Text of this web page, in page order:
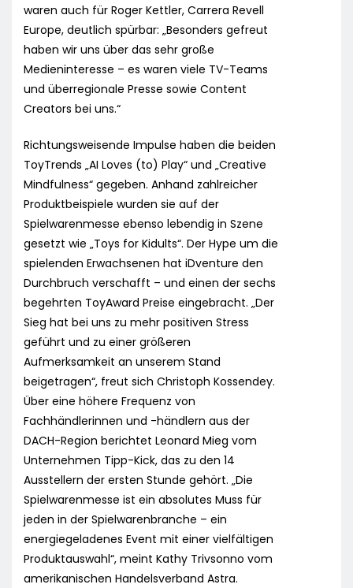
waren auch für Roger Kettler, Carrera Revell
Europe, deutlich spürbar: „Besonders gefreut
haben wir uns über das sehr große
Medieninteresse – es waren viele TV-Teams
und überregionale Presse sowie Content
Creators bei uns.“
Richtungsweisende Impulse haben die beiden
ToyTrends „AI Loves (to) Play“ und „Creative
Mindfulness“ gegeben. Anhand zahlreicher
Produktbeispiele wurden sie auf der
Spielwarenmesse ebenso lebendig in Szene
gesetzt wie „Toys for Kidults“. Der Hype um die
spielenden Erwachsenen hat iDventure den
Durchbruch verschafft – und einen der sechs
begehrten ToyAward Preise eingebracht. „Der
Sieg hat bei uns zu mehr positiven Stress
geführt und zu einer größeren
Aufmerksamkeit an unserem Stand
beigetragen“, freut sich Christoph Kossendey.
Über eine höhere Frequenz von
Fachhändlerinnen und -händlern aus der
DACH-Region berichtet Leonard Mieg vom
Unternehmen Tipp-Kick, das zu den 14
Ausstellern der ersten Stunde gehört. „Die
Spielwarenmesse ist ein absolutes Muss für
jeden in der Spielwarenbranche – ein
energiegeladenes Event mit einer vielfältigen
Produktauswahl“, meint Kathy Trivsonno vom
amerikanischen Handelsverband Astra.